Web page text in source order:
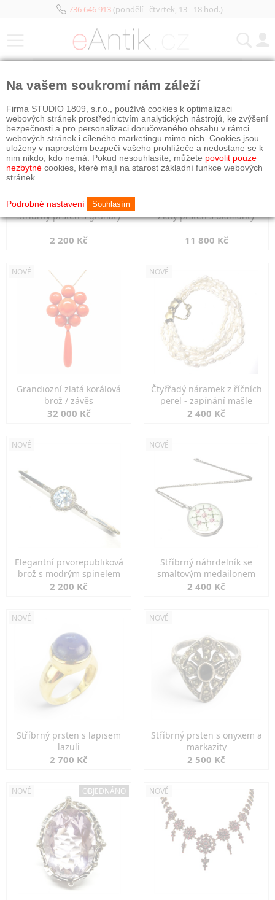
736 646 913(pondělí - čtvrtek, 13 - 18 hod.)
Stříbrný prsten s granáty
2 200 Kč
Zlatý prsten s diamanty
11 800 Kč
NOVÉ
Grandiozní zlatá korálová
brož / závěs
32 000 Kč
NOVÉ
Čtyřřadý náramek z říčních
perel - zapínání mašle
2 400 Kč
NOVÉ
Elegantní prvorepubliková
brož s modrým spinelem
2 200 Kč
NOVÉ
Stříbrný náhrdelník se
smaltovým medailonem
2 400 Kč
NOVÉ
Stříbrný prsten s lapisem
lazuli
2 700 Kč
NOVÉ
Stříbrný prsten s onyxem a
markazity
2 500 Kč
NOVÉ OBJEDNÁNO NOVÉ
Na vašem soukromí nám záleží
Firma STUDIO 1809, s.r.o., používá cookies k optimalizaci
webových stránek prostřednictvím analytických nástrojů, ke zvýšení
bezpečnosti a pro personalizaci doručovaného obsahu v rámci
webových stránek i cíleného marketingu mimo nich. Cookies jsou
uloženy v naprostém bezpečí vašeho prohlížeče a nedostane se k
nim nikdo, kdo nemá. Pokud nesouhlasíte, můžete povolit pouze
nezbytné cookies, které mají na starost základní funkce webových
stránek.
Podrobné nastavení Souhlasím